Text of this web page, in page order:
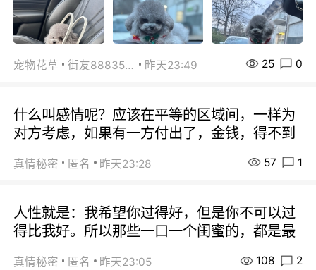
宠物花草 街友88835518 昨天23:49 25 0
什么叫感情呢？应该在平等的区域间，一样为
对方考虑，如果有一方付出了，金钱，得不到
真情秘密 匿名 昨天23:28 57 1
人性就是：我希望你过得好，但是你不可以过
得比我好。所以那些一口一个闺蜜的，都是最
真情秘密 匿名 昨天23:05 108 2